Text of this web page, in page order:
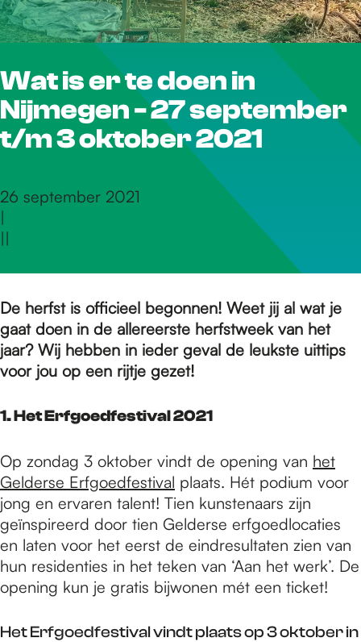
r
d
e
o
m
e
p
a
g
e
Wat is er te doen in
Nijmegen - 27 september
t/m 3 oktober 2021
26 september 2021
|
||
De herfst is officieel begonnen! Weet jij al wat je
gaat doen in de allereerste herfstweek van het
jaar? Wij hebben in ieder geval de leukste uittips
voor jou op een rijtje gezet!
1. Het Erfgoedfestival 2021
Op zondag 3 oktober vindt de opening van het
Gelderse Erfgoedfestival plaats. Hét podium voor
jong en ervaren talent! Tien kunstenaars zijn
geïnspireerd door tien Gelderse erfgoedlocaties
en laten voor het eerst de eindresultaten zien van
hun residenties in het teken van ‘Aan het werk’. De
opening kun je gratis bijwonen mét een ticket!
Het Erfgoedfestival vindt plaats op 3 oktober in